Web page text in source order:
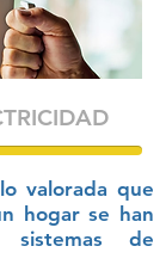
valorada que
hogar se han
sistemas de